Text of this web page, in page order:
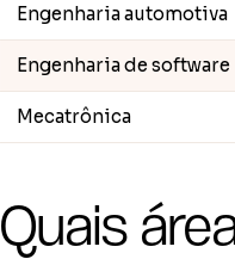
Engenharia automotiva
Engenharia de software
Mecatrônica
Quais